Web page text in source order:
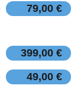
79,00 €
399,00 €
49,00 €